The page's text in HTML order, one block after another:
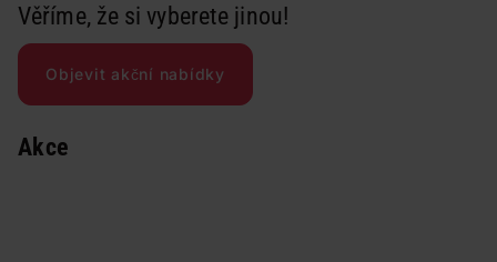
Věříme, že si vyberete jinou!
Objevit akční nabídky
Akce